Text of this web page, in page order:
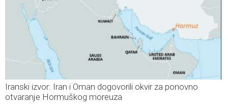
Iranski izvor: Iran i Oman dogovorili okvir za ponovno
otvaranje Hormuškog moreuza